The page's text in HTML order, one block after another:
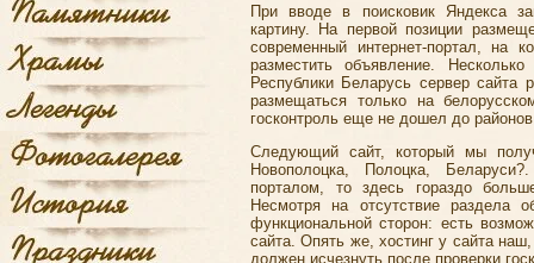
При вводе в поисковик Яндекса
картину. На первой позиции
современный интернет-портал, на
разместить объявление.
Республики Беларусь сервер
размещаться только на
госконтроль еще не дошел до
Следующий сайт, который мы
Новополоцка, Полоцка,
порталом, то здесь гораздо
Несмотря на отсутствие раздела
функциональной сторон: есть
сайта. Опять же, хостинг у сайта
должен исчезнуть после проверки